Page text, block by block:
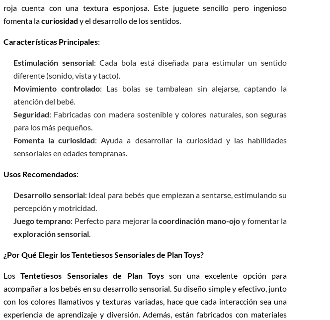
roja cuenta con una textura esponjosa. Este juguete sencillo pero ingenioso
fomenta lacuriosidad y el desarrollo de los sentidos.
Características Principales:
Estimulación sensorial: Cada bola está diseñada para estimular un sentido
diferente (sonido, vista y tacto).
Movimiento controlado: Las bolas se tambalean sin alejarse, captando la
atención del bebé.
Seguridad: Fabricadas con madera sostenible y colores naturales, son seguras
para los más pequeños.
Fomenta la curiosidad: Ayuda a desarrollar la curiosidad y las habilidades
sensoriales en edades tempranas.
Usos Recomendados:
Desarrollo sensorial: Ideal para bebés que empiezan a sentarse, estimulando su
percepción y motricidad.
Juego temprano: Perfecto para mejorar lacoordinación mano-ojoy fomentar la
exploración sensorial.
¿Por Qué Elegir los Tentetiesos Sensoriales de Plan Toys?
LosTentetiesos Sensoriales de Plan Toys son una excelente opción para
acompañar a los bebés en su desarrollo sensorial. Su diseño simple y efectivo, junto
con los colores llamativos y texturas variadas, hace que cada interacción sea una
experiencia de aprendizaje y diversión. Además, están fabricados con materiales